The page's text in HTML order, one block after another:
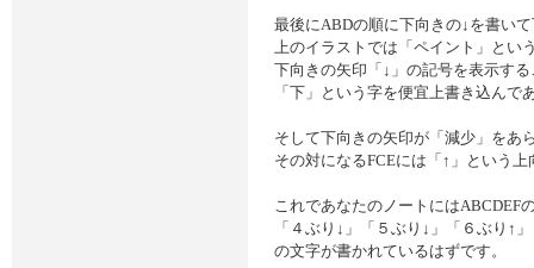
最後にABDの順に下向きの↓を書い
上のイラストでは「ペイント」とい
下向きの矢印「↓」の記号を表示す
「下」という字を便宜上書き込んで
そして下向きの矢印が「減少」をあ
その対になるFCEには「↑」という
これであなたのノートにはABCDEF
「４ぶり↓」「５ぶり↓」「６ぶり↑
の文字が書かれているはずです。